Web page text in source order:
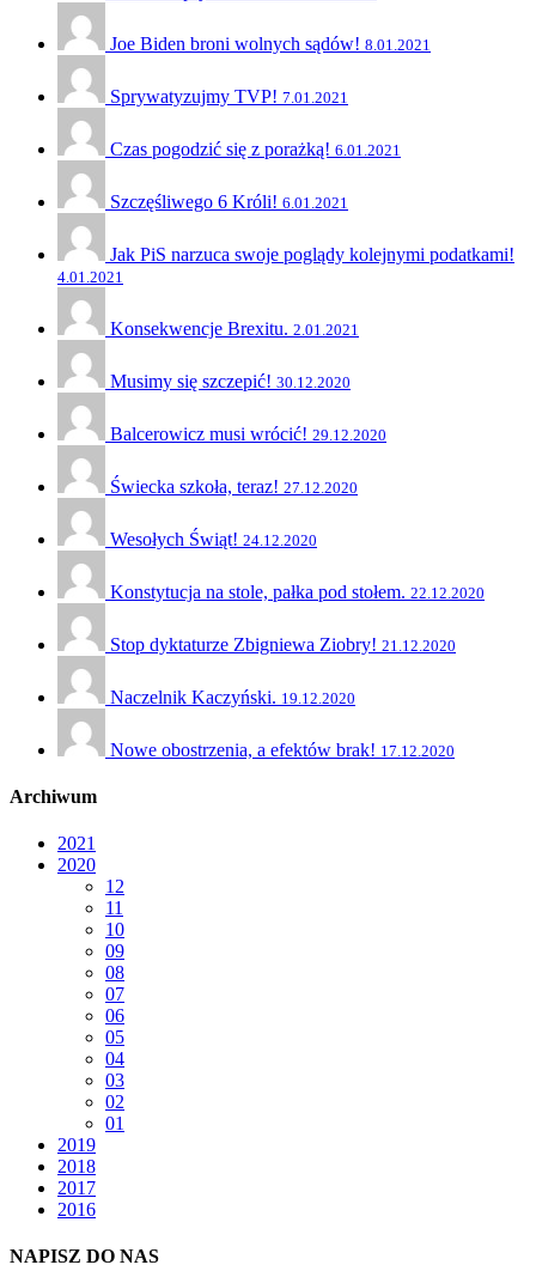
Joe Biden broni wolnych sądów! 8.01.2021
Sprywatyzujmy TVP! 7.01.2021
Czas pogodzić się z porażką! 6.01.2021
Szczęśliwego 6 Króli! 6.01.2021
Jak PiS narzuca swoje poglądy kolejnymi podatkami!
4.01.2021
Konsekwencje Brexitu. 2.01.2021
Musimy się szczepić! 30.12.2020
Balcerowicz musi wrócić! 29.12.2020
Świecka szkoła, teraz! 27.12.2020
Wesołych Świąt! 24.12.2020
Konstytucja na stole, pałka pod stołem. 22.12.2020
Stop dyktaturze Zbigniewa Ziobry! 21.12.2020
Naczelnik Kaczyński. 19.12.2020
Nowe obostrzenia, a efektów brak! 17.12.2020
Archiwum
2021
2020
12
11
10
09
08
07
06
05
04
03
02
01
2019
2018
2017
2016
NAPISZ DO NAS